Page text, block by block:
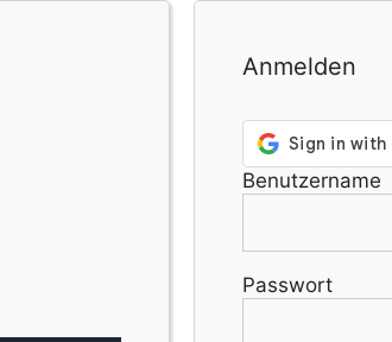
Anmelden
Benutzername
Passwort